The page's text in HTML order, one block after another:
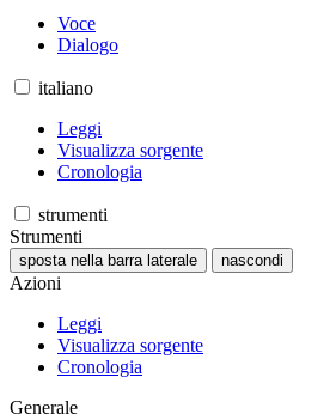
Voce
Dialogo
italiano
Leggi
Visualizza sorgente
Cronologia
strumenti
Strumenti
sposta nella barra laterale nascondi
Azioni
Leggi
Visualizza sorgente
Cronologia
Generale